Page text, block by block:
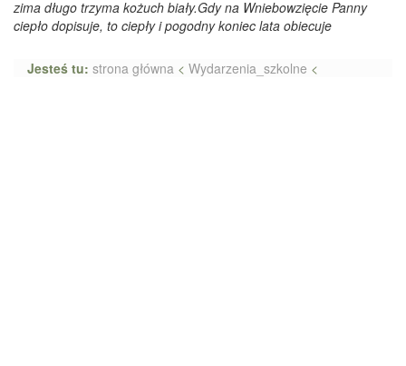
zima długo trzyma kożuch biały.Gdy na Wniebowzięcie Panny
ciepło dopisuje, to ciepły i pogodny koniec lata obiecuje
Jesteś tu: strona główna < Wydarzenia_szkolne <